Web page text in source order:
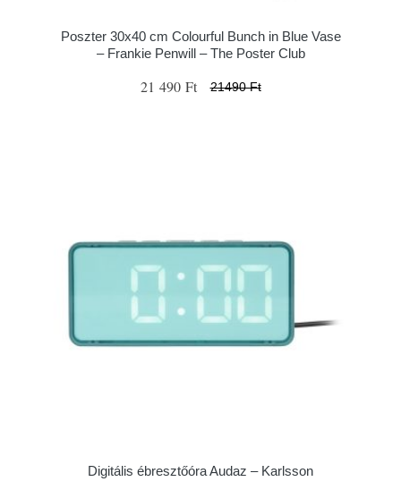
Poszter 30x40 cm Colourful Bunch in Blue Vase
– Frankie Penwill – The Poster Club
21 490 Ft 21490 Ft
Digitális ébresztőóra Audaz – Karlsson